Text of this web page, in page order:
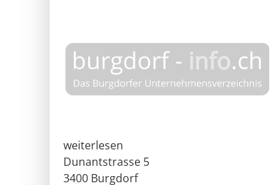
weiterlesen
Dunantstrasse 5
3400 Burgdorf